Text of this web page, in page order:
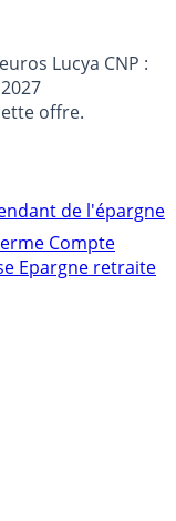
Lucya CNP :
offre.
de l'épargne
Compte
Epargne retraite